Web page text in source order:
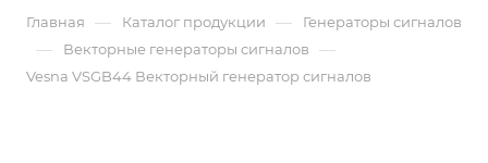
Главная — Каталог продукции — Генераторы сигналов
— Векторные генераторы сигналов —
Vesna VSGB44 Векторный генератор сигналов